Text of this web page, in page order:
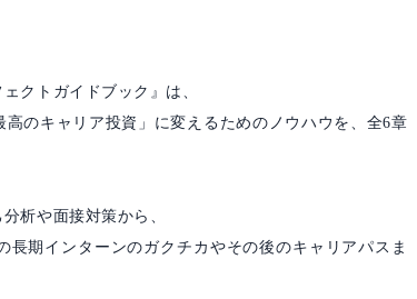
クトガイドブック』は、
のキャリア投資」に変えるためのノウハウを、全6章
析や面接対策から、
期インターンのガクチカやその後のキャリアパスま